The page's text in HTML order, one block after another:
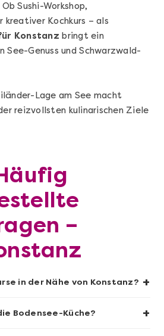
Mehr anzeigen
Sushi-Workshop,
kreativer Kochkurs – als
Konstanz bringt ein
See-Genuss und Schwarzwald-
Lage am See macht
reizvollsten kulinarischen Ziele
–
in der Nähe von Konstanz? +
Bodensee-Küche? +